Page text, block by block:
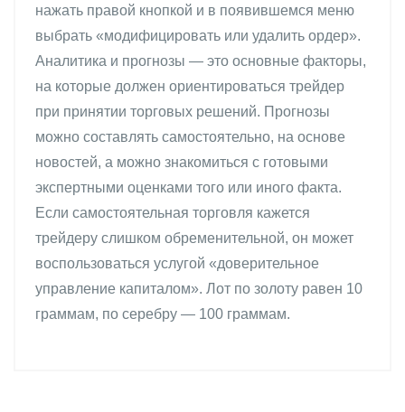
нажать правой кнопкой и в появившемся меню
выбрать «модифицировать или удалить ордер».
Аналитика и прогнозы — это основные факторы,
на которые должен ориентироваться трейдер
при принятии торговых решений. Прогнозы
можно составлять самостоятельно, на основе
новостей, а можно знакомиться с готовыми
экспертными оценками того или иного факта.
Если самостоятельная торговля кажется
трейдеру слишком обременительной, он может
воспользоваться услугой «доверительное
управление капиталом». Лот по золоту равен 10
граммам, по серебру — 100 граммам.